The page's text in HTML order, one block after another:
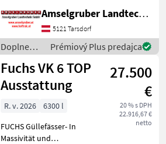
(Stärkste Materialstärken +
Beste Materialen und Beste
Komponenten der
führenden TOP Hersteller!)
Sei
Amselgruber Landtechnik GmbH
5121 Tarsdorf
Doplnenie
živin a
polievanie
/ Fuchs
Prémiový Plus predajca
Fuchs VK 6 TOP
Ausstattung
27.500
€
20 % s DPH
22.916,67 €
netto
R. v. 2026
6300 l
FUCHS Güllefässer- In
Massivität und